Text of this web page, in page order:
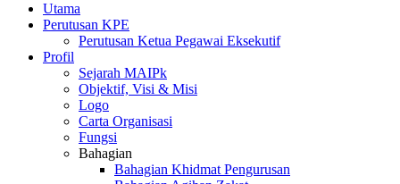
Utama
Perutusan KPE
Perutusan Ketua Pegawai Eksekutif
Profil
Sejarah MAIPk
Objektif, Visi & Misi
Logo
Carta Organisasi
Fungsi
Bahagian
Bahagian Khidmat Pengurusan